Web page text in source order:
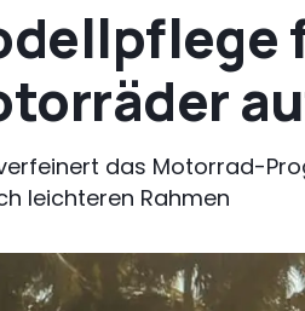
das Motorrad-
leichteren Rahmen